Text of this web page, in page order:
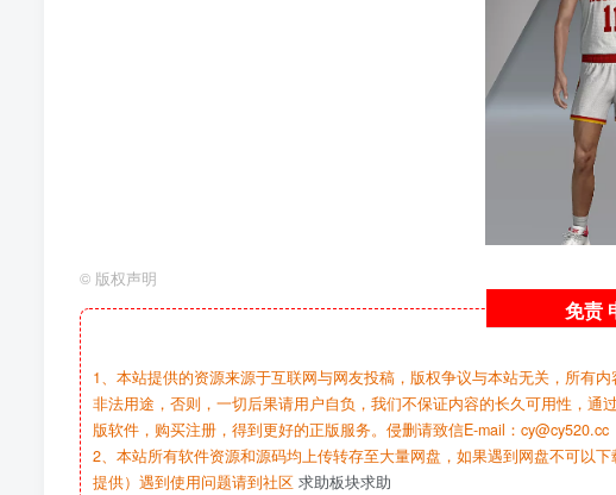
© 版权声明
免责
1、本站提供的资源来源于互联网与网友投稿，版权争议与本站无关，所有
非法用途，否则，一切后果请用户自负，我们不保证内容的长久可用性，
版软件，购买注册，得到更好的正版服务。侵删请致信E-mail：cy@cy520.cc
2、本站所有软件资源和源码均上传转存至大量网盘，如果遇到网盘不可以
提供）遇到使用问题请到社区 求助板块求助